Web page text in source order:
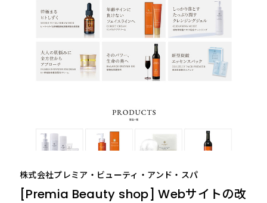
株式会社プレミア・ビューティ・アンド・スパ
[Premia Beauty shop] Webサイトの改